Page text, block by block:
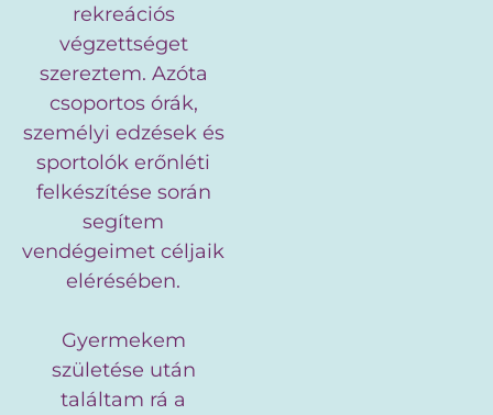
rekreációs
végzettséget
szereztem. Azóta
csoportos órák,
személyi edzések és
sportolók erőnléti
felkészítése során
segítem
vendégeimet céljaik
elérésében.
Gyermekem
születése után
találtam rá a